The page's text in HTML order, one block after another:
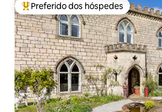
Entre os melhores preferidos dos
Preferido dos hóspedes